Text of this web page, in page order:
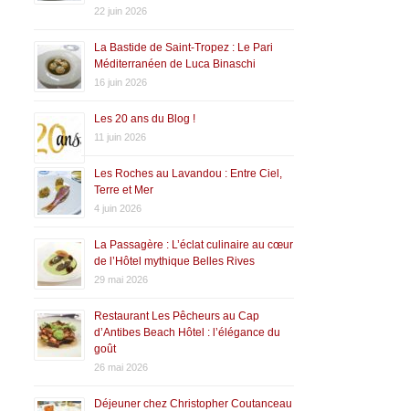
22 juin 2026
La Bastide de Saint-Tropez : Le Pari
Méditerranéen de Luca Binaschi
16 juin 2026
Les 20 ans du Blog !
11 juin 2026
Les Roches au Lavandou : Entre Ciel,
Terre et Mer
4 juin 2026
La Passagère : L’éclat culinaire au cœur
de l’Hôtel mythique Belles Rives
29 mai 2026
Restaurant Les Pêcheurs au Cap
d’Antibes Beach Hôtel : l’élégance du
goût
26 mai 2026
Déjeuner chez Christopher Coutanceau